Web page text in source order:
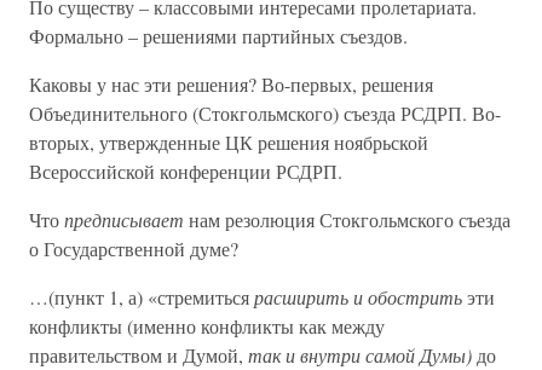
По существу – классовыми интересами пролетариата.
Формально – решениями партийных съездов.
Каковы у нас эти решения? Во-первых, решения
Объединительного (Стокгольмского) съезда РСДРП. Во-
вторых, утвержденные ЦК решения ноябрьской
Всероссийской конференции РСДРП.
Чтопредписывает нам резолюция Стокгольмского съезда
о Государственной думе?
…(пункт 1, а) «стремитьсярасширить и обостритьэти
конфликты (именно конфликты как между
правительством и Думой, так и внутри самой Думы) до